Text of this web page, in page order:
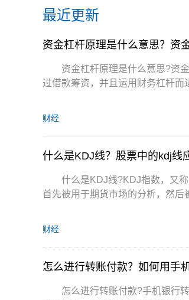
最近更新
资金杠杆原理是什么意思？资
资金杠杆原理是什么意思?资
过借款筹资，并且运用财务杠杆而
财经
什么是KDJ线？股票中的kdj线
什么是KDJ线?KDJ指数，又
首先被用于期货市场的分析，然后
财经
怎么进行转账付款？如何用手
怎么进行转账付款?手机银行